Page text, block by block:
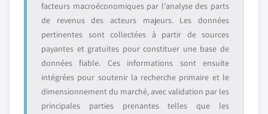
facteurs macroéconomiques par l'analyse des parts
de revenus des acteurs majeurs. Les données
pertinentes sont collectées à partir de sources
payantes et gratuites pour constituer une base de
données fiable. Ces informations sont ensuite
intégrées pour soutenir la recherche primaire et le
dimensionnement du marché, avec validation par les
principales parties prenantes telles que les